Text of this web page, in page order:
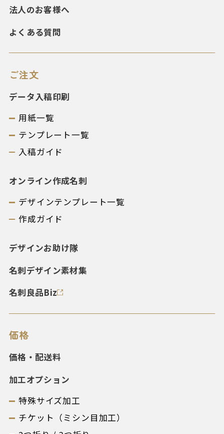
ご注文
データ入稿印刷
用紙一覧
テンプレート一覧
入稿ガイド
オンライン作成名刺
デザインテンプレート一覧
作成ガイド
デザインお助け隊
名刺デザイン素材集
名刺良品Biz
法人のお客様へ
よくある質問
価格
価格・配送料
加工オプション
特殊サイズ加工
チケット（ミシン目加工）